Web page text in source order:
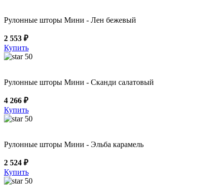
Рулонные шторы Мини - Лен бежевый
2 553 ₽
Купить
50
Рулонные шторы Мини - Сканди салатовый
4 266 ₽
Купить
50
Рулонные шторы Мини - Эльба карамель
2 524 ₽
Купить
50